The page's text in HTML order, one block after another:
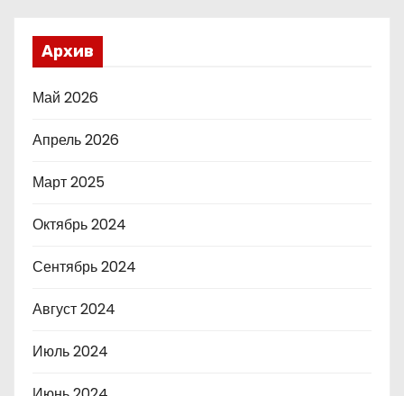
Архив
Май 2026
Апрель 2026
Март 2025
Октябрь 2024
Сентябрь 2024
Август 2024
Июль 2024